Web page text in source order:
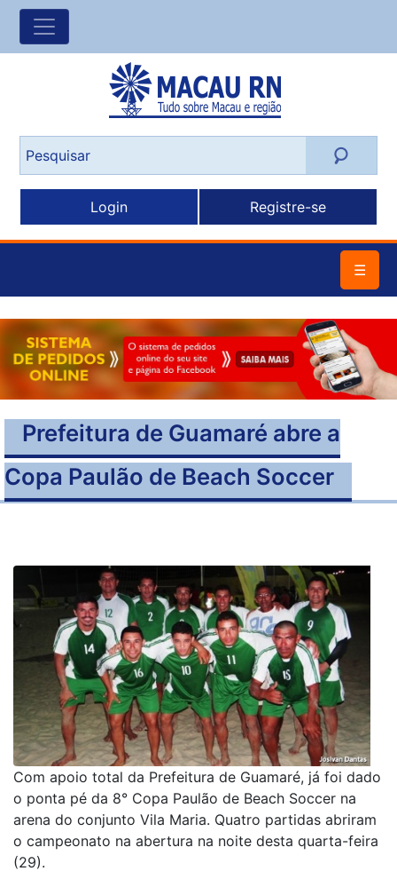
Login Registre-se
☰
Prefeitura de Guamaré abre a
Copa Paulão de Beach Soccer
Com apoio total da Prefeitura de Guamaré, já foi dado
o ponta pé da 8° Copa Paulão de Beach Soccer na
arena do conjunto Vila Maria. Quatro partidas abriram
o campeonato na abertura na noite desta quarta-feira
(29).